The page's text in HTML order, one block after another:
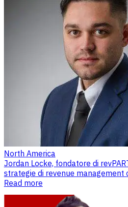
North America
Jordan Locke, fondatore di
strategie di revenue management
Read more